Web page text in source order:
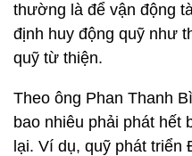
thường là để vận động
định huy động quỹ như
quỹ từ thiện.
Theo ông Phan Thanh
bao nhiêu phải phát hết
lại. Ví dụ, quỹ phát